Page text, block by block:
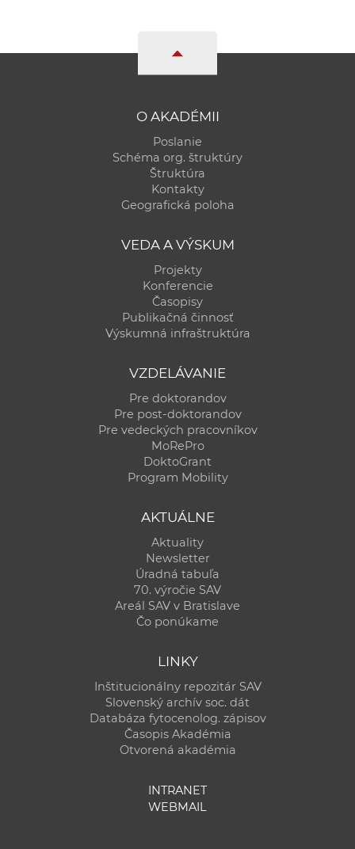
O AKADÉMII
Poslanie
Schéma org. štruktúry
Štruktúra
Kontakty
Geografická poloha
VEDA A VÝSKUM
Projekty
Konferencie
Časopisy
Publikačná činnosť
Výskumná infraštruktúra
VZDELÁVANIE
Pre doktorandov
Pre post-doktorandov
Pre vedeckých pracovníkov
MoRePro
DoktoGrant
Program Mobility
AKTUÁLNE
Aktuality
Newsletter
Úradná tabuľa
70. výročie SAV
Areál SAV v Bratislave
Čo ponúkame
LINKY
Inštitucionálny repozitár SAV
Slovenský archív soc. dát
Databáza fytocenolog. zápisov
Časopis Akadémia
Otvorená akadémia
INTRANET
WEBMAIL